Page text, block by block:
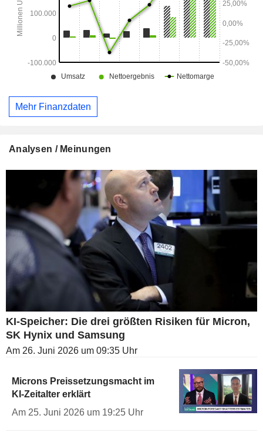
Mehr Finanzdaten
Analysen / Meinungen
KI-Speicher: Die drei größten Risiken für Micron,
SK Hynix und Samsung
Am 26. Juni 2026 um 09:35 Uhr
Microns Preissetzungsmacht im
KI-Zeitalter erklärt
Am 25. Juni 2026 um 19:25 Uhr